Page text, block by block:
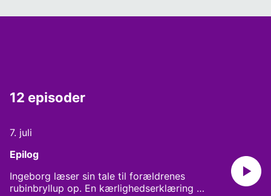
12 episoder
7. juli
Epilog
Ingeborg læser sin tale til forældrenes
rubinbryllup op. En kærlighedserklæring til